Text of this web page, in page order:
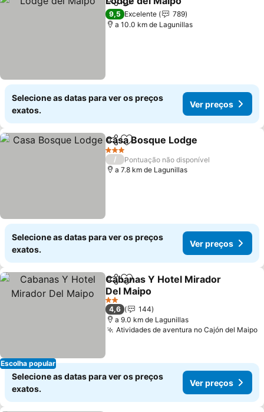
PartilharAdicionar aos favoritos
9,5 Excelente
789
a 10.0 km de Lagunillas
Selecione as datas para ver os preços
exatos.
Ver preços
PartilharAdicionar aos favoritos
Casa Bosque Lodge
3 Estrelas
/
Pontuação não disponível
a 7.8 km de Lagunillas
Selecione as datas para ver os preços
exatos.
Ver preços
Escolha popular
PartilharAdicionar aos favoritos
Cabanas Y Hotel Mirador
Del Maipo
2 Estrelas
4,6
144
a 9.0 km de Lagunillas
Atividades de aventura no Cajón del Maipo
Selecione as datas para ver os preços
exatos.
Ver preços